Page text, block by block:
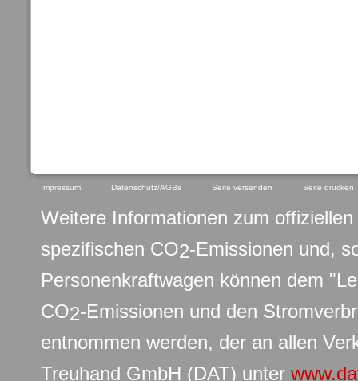
Impressum Datenschutz/AGBs Seite versenden Seite drucken
Weitere Informationen zum
spezifischen CO2-Emissionen und,
Personenkraftwagen können dem
CO2-Emissionen und den
entnommen werden, der an allen
Treuhand GmbH (DAT) unter